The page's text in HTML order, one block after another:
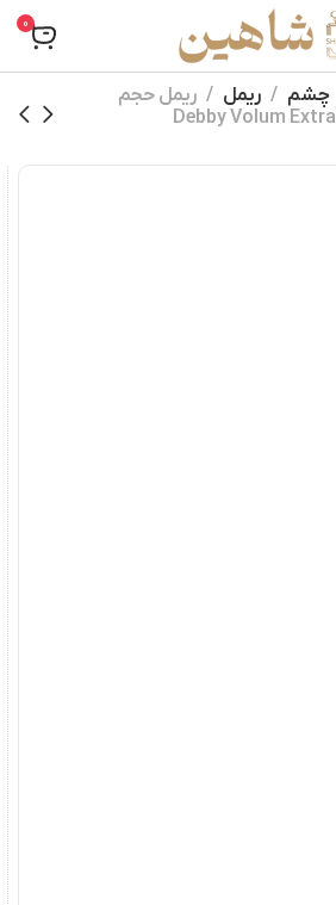
0
چشم ریمل
ریمل حجم
دهنده اکسترا دبی 100%Debby Volum Extra